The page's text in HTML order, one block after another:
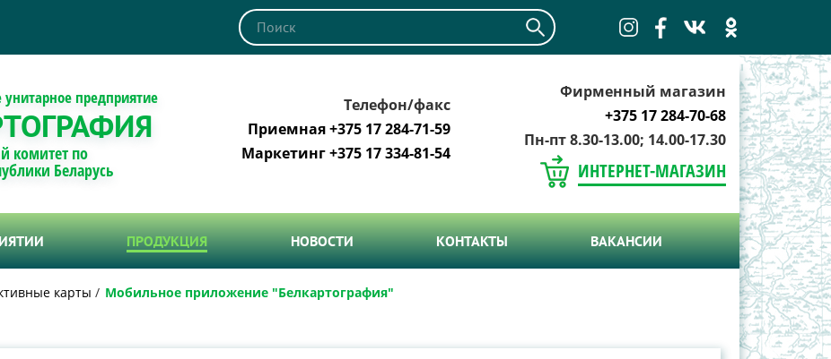
унитарное предприятие
комитет по
Беларусь
Телефон/факс
Приемная +375 17 284-71-59
Маркетинг +375 17 334-81-54
Фирменный магазин
+375 17 284-70-68
Пн-пт 8.30-13.00; 14.00-17.30
ИНТЕРНЕТ-МАГАЗИН
ПРОДУКЦИЯ НОВОСТИ КОНТАКТЫ ВАКАНСИИ
карты Мобильное приложение "Белкартография"